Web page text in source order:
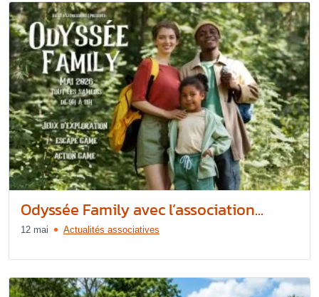
Odyssée Family avec l’association...
12 mai Actualités associatives